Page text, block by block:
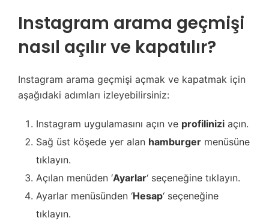
Instagram arama geçmişi
nasıl açılır ve kapatılır?
Instagram arama geçmişi açmak ve kapatmak için
aşağıdaki adımları izleyebilirsiniz:
Instagram uygulamasını açın ve profilinizi açın.
Sağ üst köşede yer alan hamburger menüsüne
tıklayın.
Açılan menüden ‘Ayarlar‘ seçeneğine tıklayın.
Ayarlar menüsünden ‘Hesap‘ seçeneğine
tıklayın.